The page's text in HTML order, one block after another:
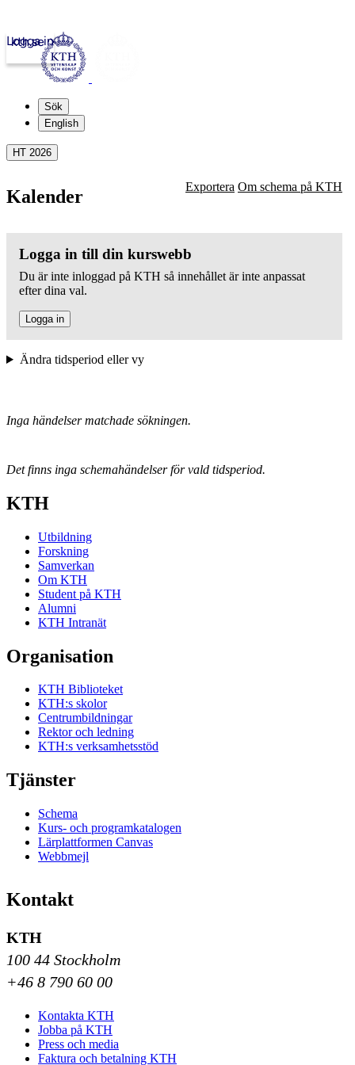
kth.se
Logga in
Sök
English
HT 2026
Kalender Exportera Om schema på KTH
Logga in till din kurswebb
Du är inte inloggad på KTH så innehållet är inte anpassat
efter dina val.
Logga in
Ändra tidsperiod eller vy
Inga händelser matchade sökningen.
Det finns inga schemahändelser för vald tidsperiod.
KTH
Utbildning
Forskning
Samverkan
Om KTH
Student på KTH
Alumni
KTH Intranät
Organisation
KTH Biblioteket
KTH:s skolor
Centrumbildningar
Rektor och ledning
KTH:s verksamhetsstöd
Tjänster
Schema
Kurs- och programkatalogen
Lärplattformen Canvas
Webbmejl
Kontakt
KTH
100 44 Stockholm
+46 8 790 60 00
Kontakta KTH
Jobba på KTH
Press och media
Faktura och betalning KTH